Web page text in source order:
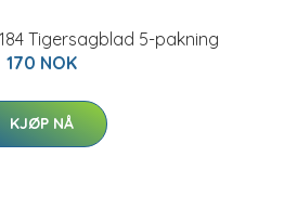
Tigersagblad 5-pakning
170 NOK
KJØP NÅ